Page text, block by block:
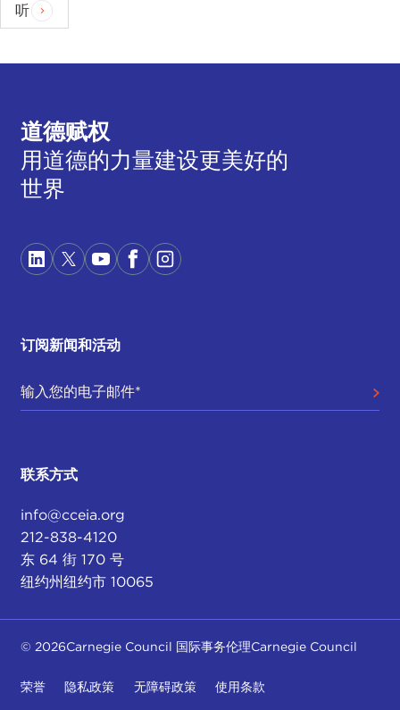
听
道德赋权
用道德的力量建设更美好的
世界
订阅新闻和活动
联系方式
info@cceia.org
212-838-4120
东 64 街 170 号
纽约州纽约市 10065
© 2026Carnegie Council 国际事务伦理Carnegie Council
荣誉 隐私政策 无障碍政策 使用条款